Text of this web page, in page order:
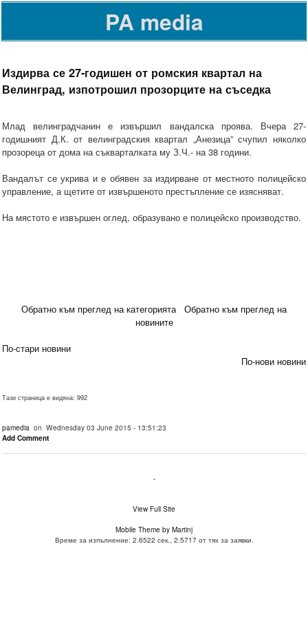
PA media
Издирва се 27-годишен от ромския квартал на
Велинград, изпотрошил прозорците на съседка
Млад велинградчанин е извършил вандалска проява. Вчера 27-
годишният Д.К. от велинградския квартал „Анезица” счупил няколко
прозореца от дома на съкварталката му З.Ч.- на 38 години.
Вандалът се укрива и е обявен за издирване от местното полицейско
управление, а щетите от извършеното престъпление се изясняват.
На мястото е извършен оглед, образувано е полицейско производство.
Обратно към преглед на категорията
Обратно към преглед на
новините
По-стари новини
По-нови новини
Тази страница е видяна: 992
pamedia on Wednesday 03 June 2015 - 13:51:23
Add Comment
.
View Full Site
Mobile Theme by Martinj
Време за изпълнение: 2.6522 сек., 2.5717 от тях за заявки.